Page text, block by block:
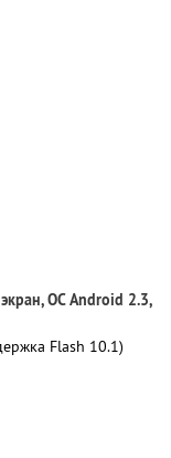
ОС Android 2.3,
Flash 10.1)